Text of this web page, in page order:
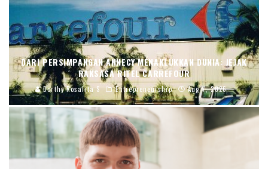
DARI PERSIMPANGAN ANNECY MENAKLUKKAN DUNIA: JEJAK
RAKSASA RITEL CARREFOUR
Dorthy Rosalita S Entrepreneurship Aug 7, 2026